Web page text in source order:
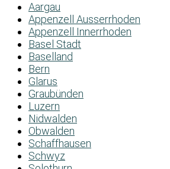
Aargau
Appenzell Ausserrhoden
Appenzell Innerrhoden
Basel Stadt
Baselland
Bern
Glarus
Graubünden
Luzern
Nidwalden
Obwalden
Schaffhausen
Schwyz